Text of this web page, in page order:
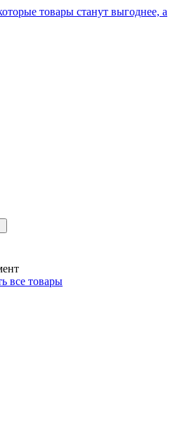
товары станут выгоднее, а
все товары